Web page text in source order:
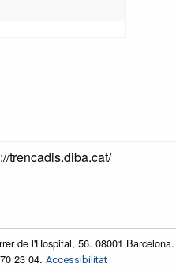
trencadis.diba.cat/
de l'Hospital, 56. 08001 Barcelona.
23 04. Accessibilitat